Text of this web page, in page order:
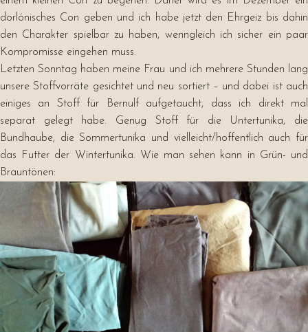
dorlónisches Con geben und ich habe jetzt den Ehrgeiz bis dahin
den Charakter spielbar zu haben, wenngleich ich sicher ein paar
Kompromisse eingehen muss.
Letzten Sonntag haben meine Frau und ich mehrere Stunden lang
unsere Stoffvorräte gesichtet und neu sortiert – und dabei ist auch
einiges an Stoff für Bernulf aufgetaucht, dass ich direkt mal
separat gelegt habe. Genug Stoff für die Untertunika, die
Bundhaube, die Sommertunika und vielleicht/hoffentlich auch für
das Futter der Wintertunika. Wie man sehen kann in Grün- und
Brauntönen: